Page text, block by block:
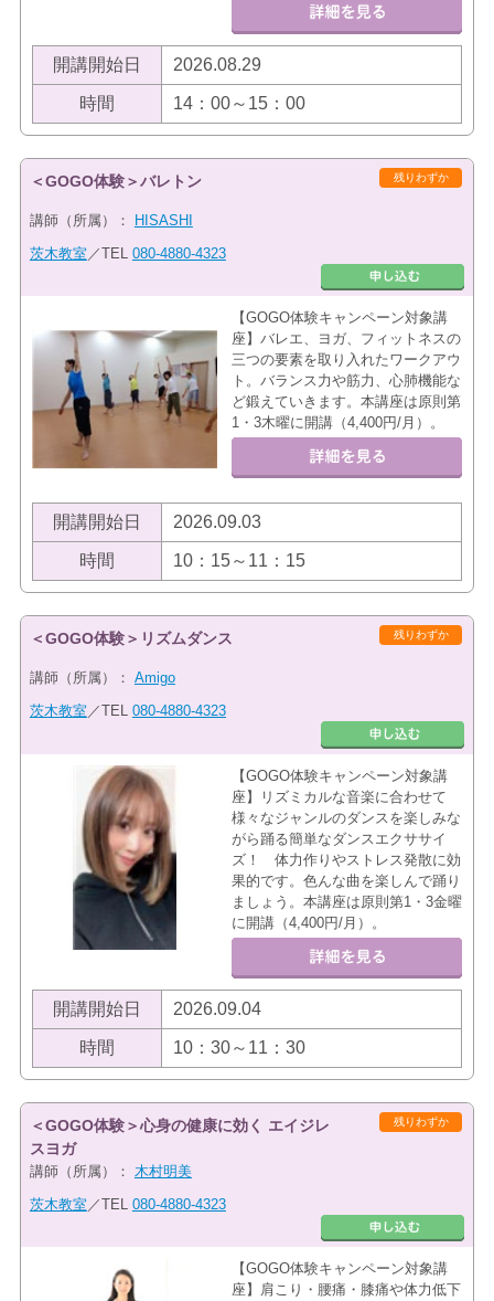
開講開始日 2026.08.29
時間 14：00～15：00
残りわずか
＜GOGO体験＞バレトン
講師（所属）： HISASHI
茨木教室 ／TEL 080-4880-4323
【GOGO体験キャンペーン対象講
座】バレエ、ヨガ、フィットネスの
三つの要素を取り入れたワークアウ
ト。バランス力や筋力、心肺機能な
ど鍛えていきます。本講座は原則第
1・3木曜に開講（4,400円/月）。
開講開始日 2026.09.03
時間 10：15～11：15
残りわずか
＜GOGO体験＞リズムダンス
講師（所属）： Amigo
茨木教室 ／TEL 080-4880-4323
【GOGO体験キャンペーン対象講
座】リズミカルな音楽に合わせて
様々なジャンルのダンスを楽しみな
がら踊る簡単なダンスエクササイ
ズ！ 体力作りやストレス発散に効
果的です。色んな曲を楽しんで踊り
ましょう。本講座は原則第1・3金曜
に開講（4,400円/月）。
開講開始日 2026.09.04
時間 10：30～11：30
残りわずか
＜GOGO体験＞心身の健康に効く エイジレ
スヨガ
講師（所属）： 木村明美
茨木教室 ／TEL 080-4880-4323
【GOGO体験キャンペーン対象講
座】肩こり・腰痛・膝痛や体力低下